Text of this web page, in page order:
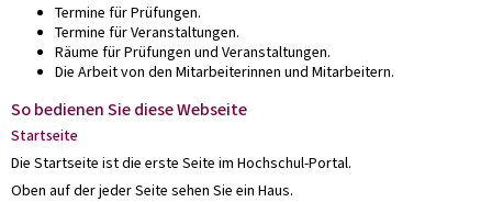
Termine für Prüfungen.
Termine für Veranstaltungen.
Räume für Prüfungen und Veranstaltungen.
Die Arbeit von den Mitarbeiterinnen und Mitarbeitern.
So bedienen Sie diese Webseite
Startseite
Die Startseite ist die erste Seite im Hochschul-Portal.
Oben auf der jeder Seite sehen Sie ein Haus.